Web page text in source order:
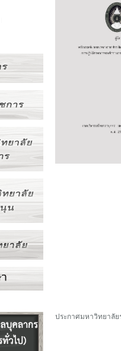
ประกาศมหาวิทยาลั